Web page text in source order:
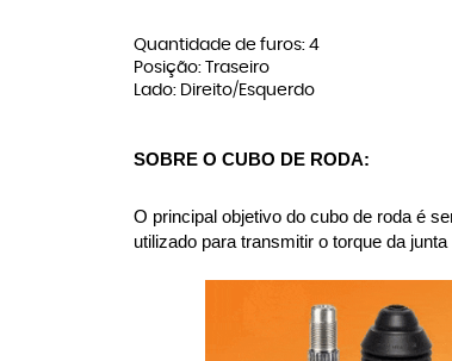
Quantidade de furos: 4
Posição: Traseiro
Lado: Direito/Esquerdo
SOBRE O CUBO DE RODA:
O principal objetivo do cubo de roda é
utilizado para transmitir o torque da